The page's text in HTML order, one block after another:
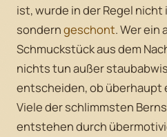
ist, wurde in der Regel
sonderngeschont. Wer ein
Schmuckstück aus dem
nichts tun außer
entscheiden, ob überhaupt
Viele der schlimmsten
entstehen durch